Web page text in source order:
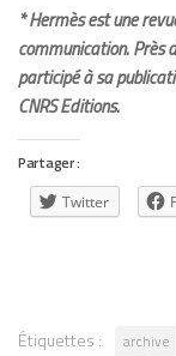
*Hermès est une
communication. Près
participé à sa
CNRS Editions.
Partager :
Twitter
Étiquettes : archive